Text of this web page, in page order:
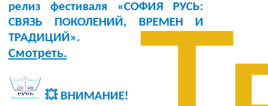
релиз фестиваля «СОФИЯ РУСЬ:
СВЯЗЬ ПОКОЛЕНИЙ, ВРЕМЕН И
ТРАДИЦИЙ».
Смотреть.
💥 ВНИМАНИЕ!